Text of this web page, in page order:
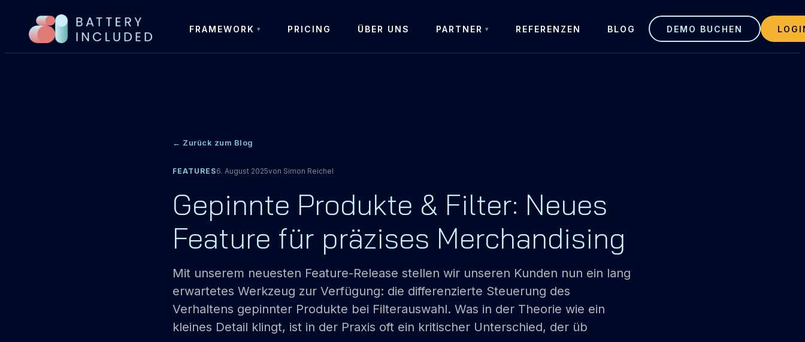
FRAMEWORK PRICING ÜBER UNS PARTNER REFERENZEN BLOG DEMO BUCHEN
← Zurück zum Blog
FEATURES6. August 2025von Simon Reichel
Gepinnte Produkte & Filter: Neues
Feature für präzises Merchandising
Mit unserem neuesten Feature-Release stellen wir unseren Kunden nun ein lang
erwartetes Werkzeug zur Verfügung: die differenzierte Steuerung des
Verhaltens gepinnter Produkte bei Filterauswahl. Was in der Theorie wie ein
kleines Detail klingt, ist in der Praxis oft ein kritischer Unterschied, der üb